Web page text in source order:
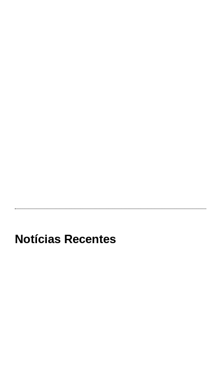
Notícias Recentes